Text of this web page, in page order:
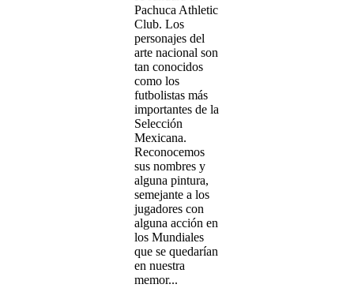
Pachuca Athletic
Club. Los
personajes del
arte nacional son
tan conocidos
como los
futbolistas más
importantes de la
Selección
Mexicana.
Reconocemos
sus nombres y
alguna pintura,
semejante a los
jugadores con
alguna acción en
los Mundiales
que se quedarían
en nuestra
memor...